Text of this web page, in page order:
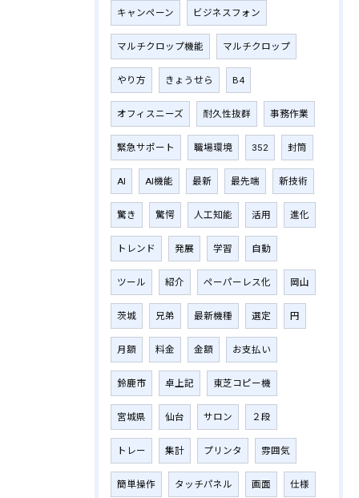
キャンペーン ビジネスフォン
マルチクロップ機能 マルチクロップ
やり方 きょうせら B4
オフィスニーズ 耐久性抜群 事務作業
緊急サポート 職場環境 352 封筒
AI AI機能 最新 最先端 新技術
驚き 驚愕 人工知能 活用 進化
トレンド 発展 学習 自動
ツール 紹介 ペーパーレス化 岡山
茨城 兄弟 最新機種 選定 円
月額 料金 金額 お支払い
鈴鹿市 卓上記 東芝コピー機
宮城県 仙台 サロン ２段
トレー 集計 プリンタ 雰囲気
簡単操作 タッチパネル 画面 仕様